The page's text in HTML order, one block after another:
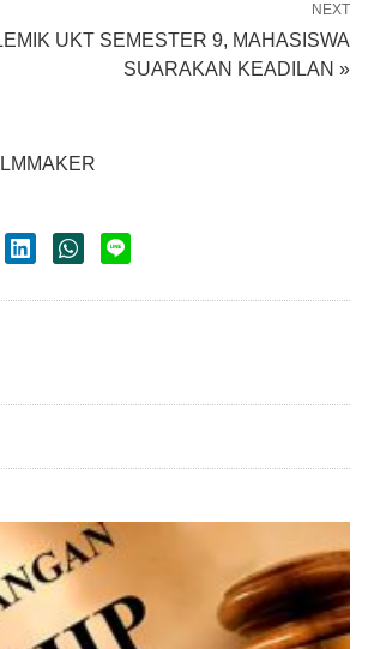
NEXT
UKT SEMESTER 9, MAHASISWA
SUARAKAN KEADILAN »